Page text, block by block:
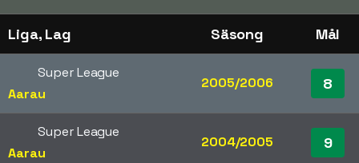
Liga, Lag Säsong Mål
Super League
Aarau
2005/2006 8
Super League
Aarau
2004/2005 9